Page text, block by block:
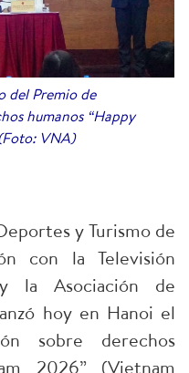
del Premio de
humanos “Happy
VNA)
y Turismo de
con la Televisión
la Asociación de
hoy en Hanoi el
sobre derechos
2026” (Vietnam